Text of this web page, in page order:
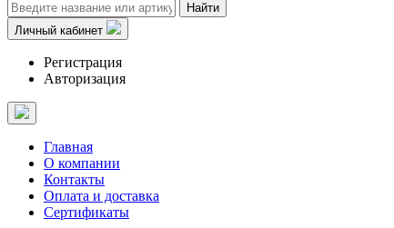
Найти
Личный кабинет
Регистрация
Авторизация
Главная
О компании
Контакты
Оплата и доставка
Сертификаты